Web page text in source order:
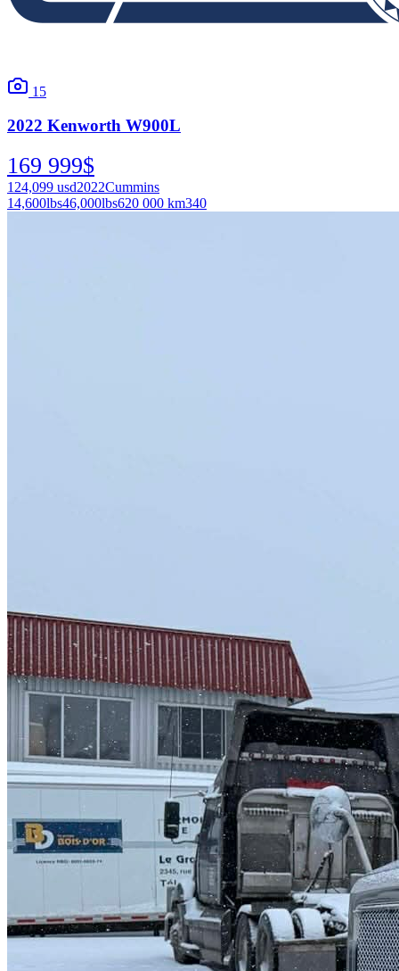
15
2022 Kenworth W900L
169 999$
124,099 usd2022Cummins
14,600lbs46,000lbs620 000 km340